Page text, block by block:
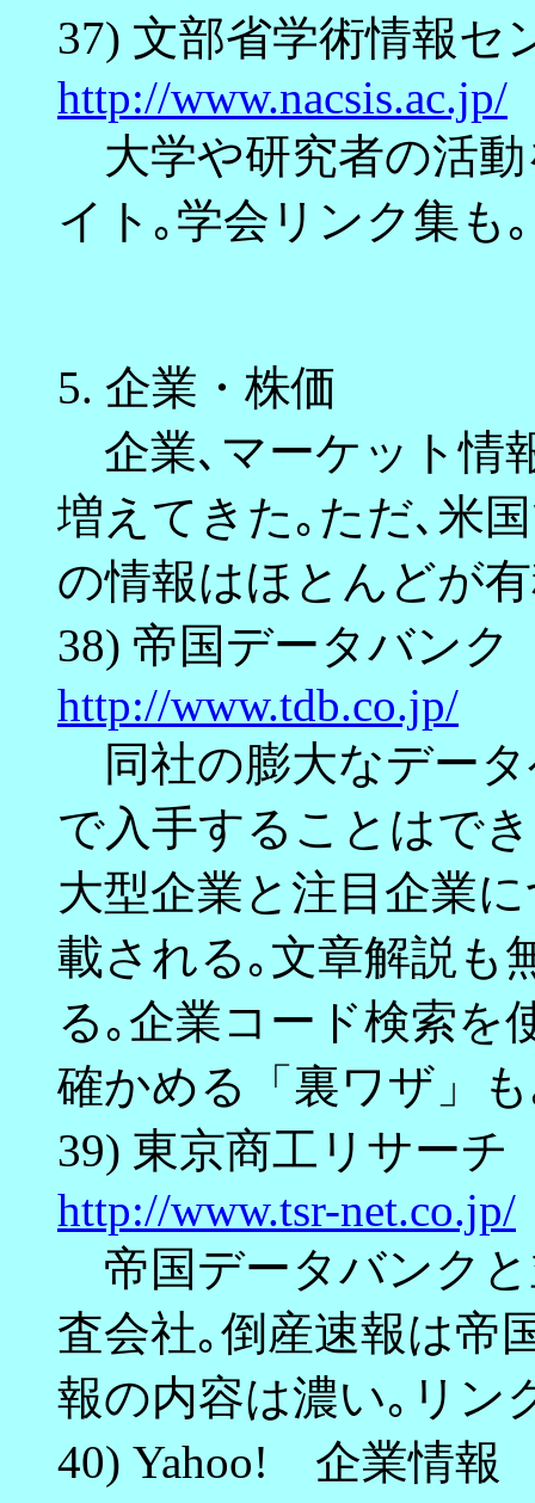
37) 文部省学術情報セ
http://www.nacsis.ac.jp/
大学や研究者の活動
イト｡学会リンク集も｡
5. 企業・株価
企業､マーケット情
増えてきた｡ただ､米
の情報はほとんどが
38) 帝国データバンク
http://www.tdb.co.jp/
同社の膨大なデー
で入手することはで
大型企業と注目企業
載される｡文章解説も
る｡企業コード検索を
確かめる「裏ワザ」
39) 東京商工リサーチ
http://www.tsr-net.co.jp/
帝国データバンク
査会社｡倒産速報は帝
報の内容は濃い｡リン
40) Yahoo! 企業情報